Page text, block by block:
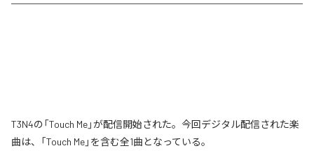
T3N4の「Touch Me」が配信開始された。今回デジタル配信された楽
曲は、「Touch Me」を含む全1曲となっている。